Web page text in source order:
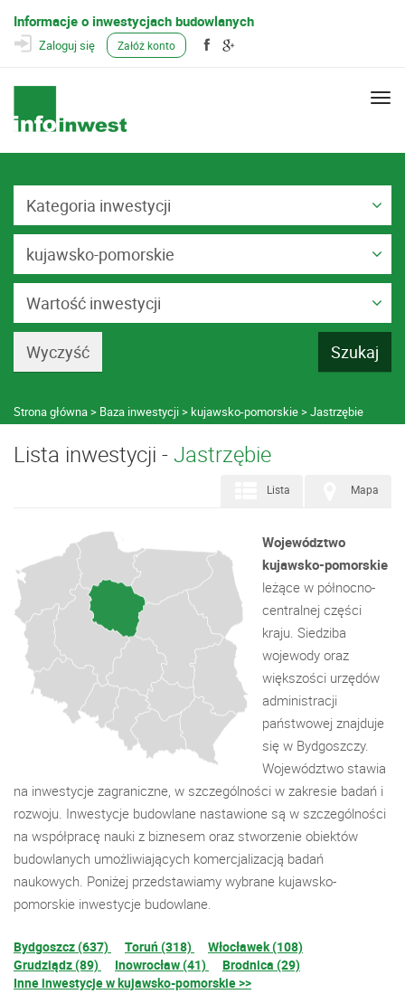
Informacje o inwestycjach budowlanych
Zaloguj się Załóż konto
Kategoria inwestycji
kujawsko-pomorskie
Wartość inwestycji
Strona główna Baza inwestycji kujawsko-pomorskie Jastrzębie
Lista inwestycji - Jastrzębie
Mapa
Lista
Województwo
kujawsko-pomorskie
leżące w północno-
centralnej części
kraju. Siedziba
wojewody oraz
większości urzędów
administracji
państwowej znajduje
się w Bydgoszczy.
Województwo stawia
na inwestycje zagraniczne, w szczególności w zakresie badań i
rozwoju. Inwestycje budowlane nastawione są w szczególności
na współpracę nauki z biznesem oraz stworzenie obiektów
budowlanych umożliwiających komercjalizacją badań
naukowych. Poniżej przedstawiamy wybrane kujawsko-
pomorskie inwestycje budowlane.
Bydgoszcz (637) Toruń (318)
Włocławek (108)
Grudziądz (89)
Inowrocław (41)
Brodnica (29)
Inne inwestycje w kujawsko-pomorskie >>